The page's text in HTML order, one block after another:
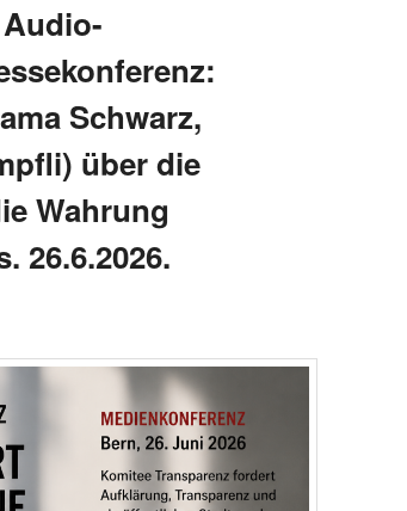
Schwarz,
über die
Wahrung
26.6.2026.